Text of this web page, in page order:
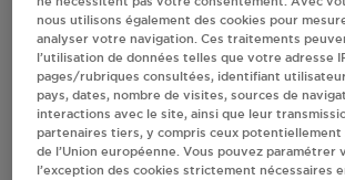
Villes
INTERMARCHE SUPER MOULINS
16 ROUTE DE MONTILLY
03000MOULINS
nous utilisons également des cookies pour
analyser votre navigation. Ces traitements
l’utilisation de données telles que votre adresse
pages/rubriques consultées, identifiant
pays, dates, nombre de visites, sources de
interactions avec le site, ainsi que leur
partenaires tiers, y compris ceux potentiellement
de l’Union européenne. Vous pouvez paramétrer
l’exception des cookies strictement nécessaires